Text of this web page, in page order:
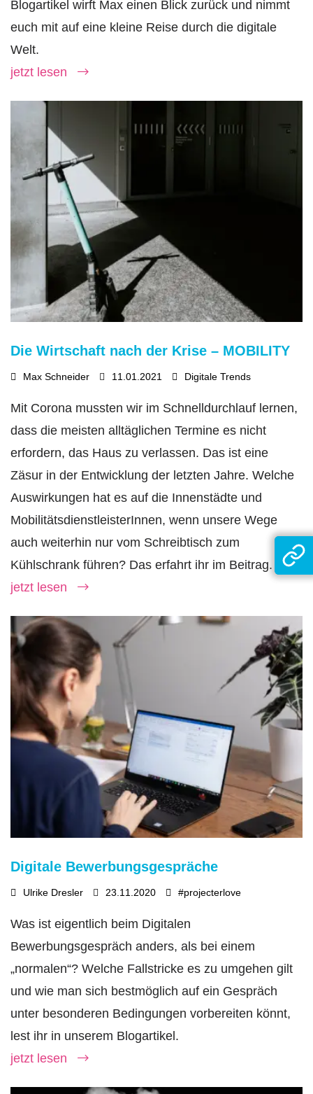
Blogartikel wirft Max einen Blick zurück und nimmt
euch mit auf eine kleine Reise durch die digitale
Welt.
jetzt lesen
Die Wirtschaft nach der Krise – MOBILITY
Max Schneider 11.01.2021 Digitale Trends
Mit Corona mussten wir im Schnelldurchlauf lernen,
dass die meisten alltäglichen Termine es nicht
erfordern, das Haus zu verlassen. Das ist eine
Zäsur in der Entwicklung der letzten Jahre. Welche
Auswirkungen hat es auf die Innenstädte und
MobilitätsdienstleisterInnen, wenn unsere Wege
auch weiterhin nur vom Schreibtisch zum
Kühlschrank führen? Das erfahrt ihr im Beitrag.
jetzt lesen
Digitale Bewerbungsgespräche
Ulrike Dresler 23.11.2020 #projecterlove
Was ist eigentlich beim Digitalen
Bewerbungsgespräch anders, als bei einem
„normalen“? Welche Fallstricke es zu umgehen gilt
und wie man sich bestmöglich auf ein Gespräch
unter besonderen Bedingungen vorbereiten könnt,
lest ihr in unserem Blogartikel.
jetzt lesen